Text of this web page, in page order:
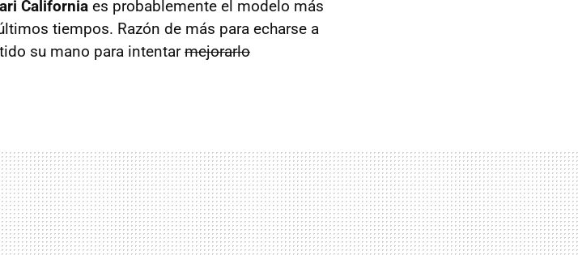
California es probablemente el modelo más
tiempos. Razón de más para echarse a
su mano para intentarmejorarlo